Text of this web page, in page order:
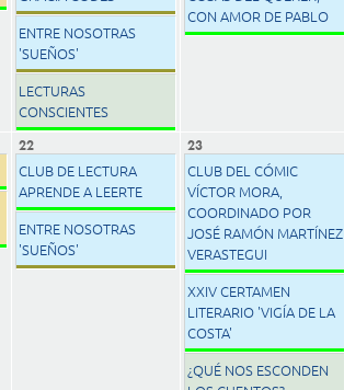
ENTRE NOSOTRAS
'SUEÑOS'
LECTURAS
CONSCIENTES
CON AMOR DE PABLO
22
CLUB DE LECTURA
APRENDE A LEERTE
ENTRE NOSOTRAS
'SUEÑOS'
23
CLUB DEL CÓMIC
VÍCTOR MORA,
COORDINADO POR
JOSÉ RAMÓN MARTÍNEZ
VERASTEGUI
XXIV CERTAMEN
LITERARIO 'VIGÍA DE LA
COSTA'
¿QUÉ NOS ESCONDEN